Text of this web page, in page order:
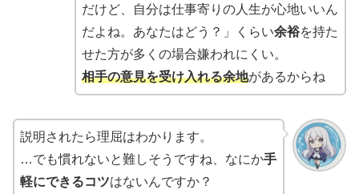
だけど、自分は仕事寄りの人生が心地いいん
だよね。あなたはどう？」くらい余裕を持た
せた方が多くの場合嫌われにくい。
相手の意見を受け入れる余地があるからね
説明されたら理屈はわかります。
…でも慣れないと難しそうですね、なにか手
軽にできるコツはないんですか？